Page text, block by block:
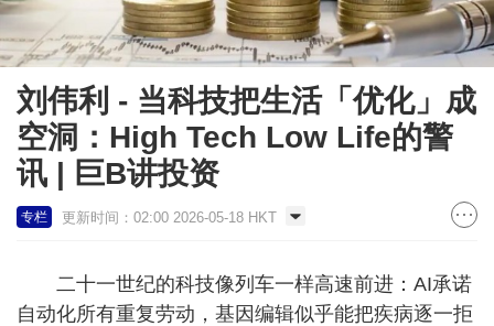
刘伟利 - 当科技把生活「优化」成
空洞：High Tech Low Life的警
讯 | 巨B讲投资
专栏 更新时间：02:00 2026-05-18 HKT
二十一世纪的科技像列车一样高速前进：AI承诺
自动化所有重复劳动，基因编辑似乎能把疾病逐一拒